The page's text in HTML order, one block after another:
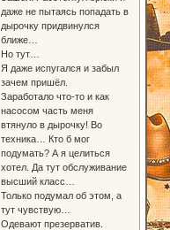
даже не пытаясь попадать в
дырочку придвинулся
ближе…
Но тут…
Я даже испугался и забыл
зачем пришёл.
Заработало что-то и как
насосом часть меня
втянуло в дырочку! Во
техника… Кто б мог
подумать? А я целиться
хотел. Да тут обслуживание
высший класс…
Только подумал об этом, а
тут чувствую…
Одевают презерватив.